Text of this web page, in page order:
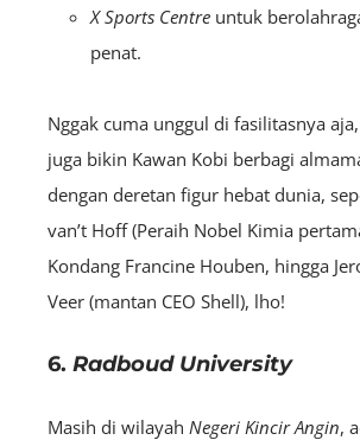
X Sports Centre untuk
penat.
Nggak cuma unggul di fasilitasnya
juga bikin Kawan Kobi berbagi
dengan deretan figur hebat dunia,
van’t Hoff (Peraih Nobel Kimia
Kondang Francine Houben, hingga
Veer (mantan CEO Shell), lho!
6. Radboud University
Masih di wilayah Negeri Kincir Angin,